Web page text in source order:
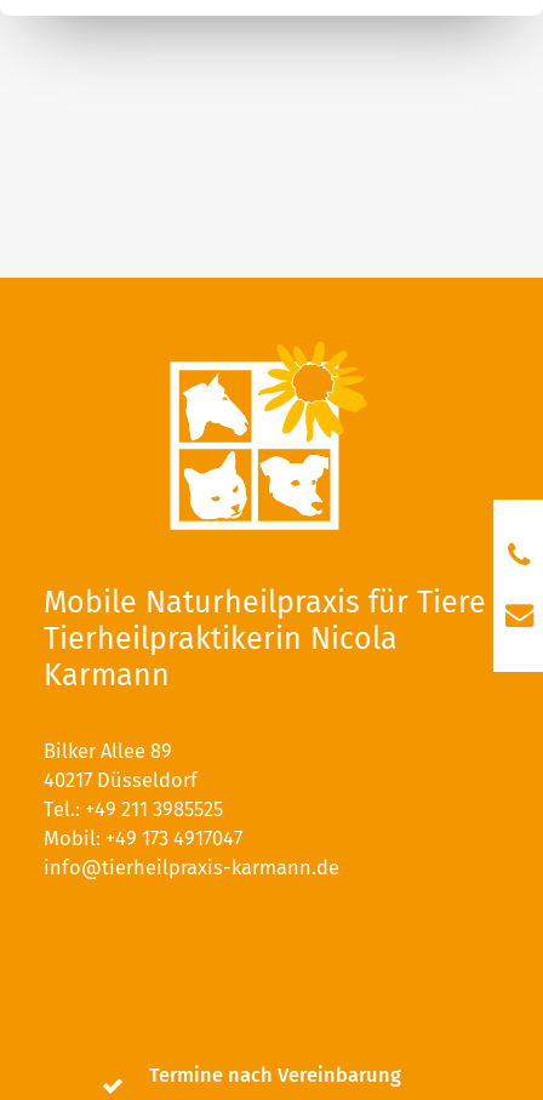
Mobile Naturheilpraxis für Tiere
Tierheilpraktikerin Nicola
Karmann
Bilker Allee 89
40217 Düsseldorf
Tel.: +49 211 3985525
Mobil: +49 173 4917047
info@tierheilpraxis-karmann.de
Termine nach Vereinbarung